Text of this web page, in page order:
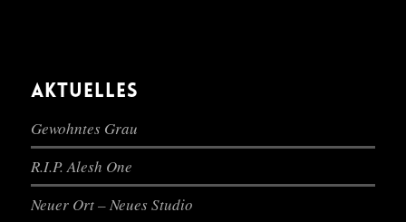
AKTUELLES
Gewohntes Grau
R.I.P. Alesh One
Neuer Ort – Neues Studio